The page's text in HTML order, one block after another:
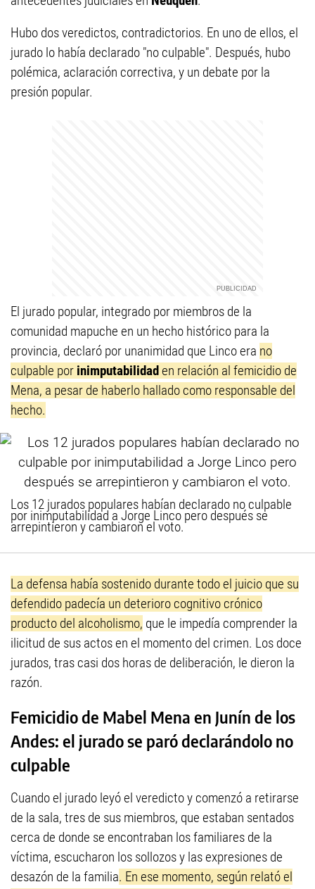
Hubo dos veredictos, contradictorios. En uno de ellos, el
jurado lo había declarado "no culpable". Después, hubo
polémica, aclaración correctiva, y un debate por la
presión popular.
El jurado popular, integrado por miembros de la
comunidad mapuche en un hecho histórico para la
provincia, declaró por unanimidad que Linco era no
culpable por inimputabilidaden relación al femicidio de
Mena, a pesar de haberlo hallado como responsable del
hecho.
Los 12 jurados populares habían declarado no culpable
por inimputabilidad a Jorge Linco pero después se
arrepintieron y cambiaron el voto.
La defensa había sostenido durante todo el juicio que su
defendido padecía un deterioro cognitivo crónico
producto del alcoholismo, que le impedía comprender la
ilicitud de sus actos en el momento del crimen. Los doce
jurados, tras casi dos horas de deliberación, le dieron la
razón.
Femicidio de Mabel Mena en Junín de los
Andes: el jurado se paró declarándolo no
culpable
Cuando el jurado leyó el veredicto y comenzó a retirarse
de la sala, tres de sus miembros, que estaban sentados
cerca de donde se encontraban los familiares de la
víctima, escucharon los sollozos y las expresiones de
desazón de la familia. En ese momento, según relató el